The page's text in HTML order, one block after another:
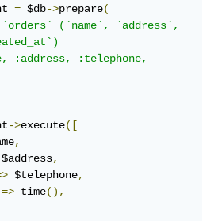
= $db->prepare(
`orders` (`name`, `address`,
->execute([
,
$address,
$telephone,
=> time(),